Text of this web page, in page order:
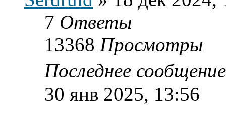
7 Ответы
13368 Просмотры
Последнее
30 янв 2025, 13:56